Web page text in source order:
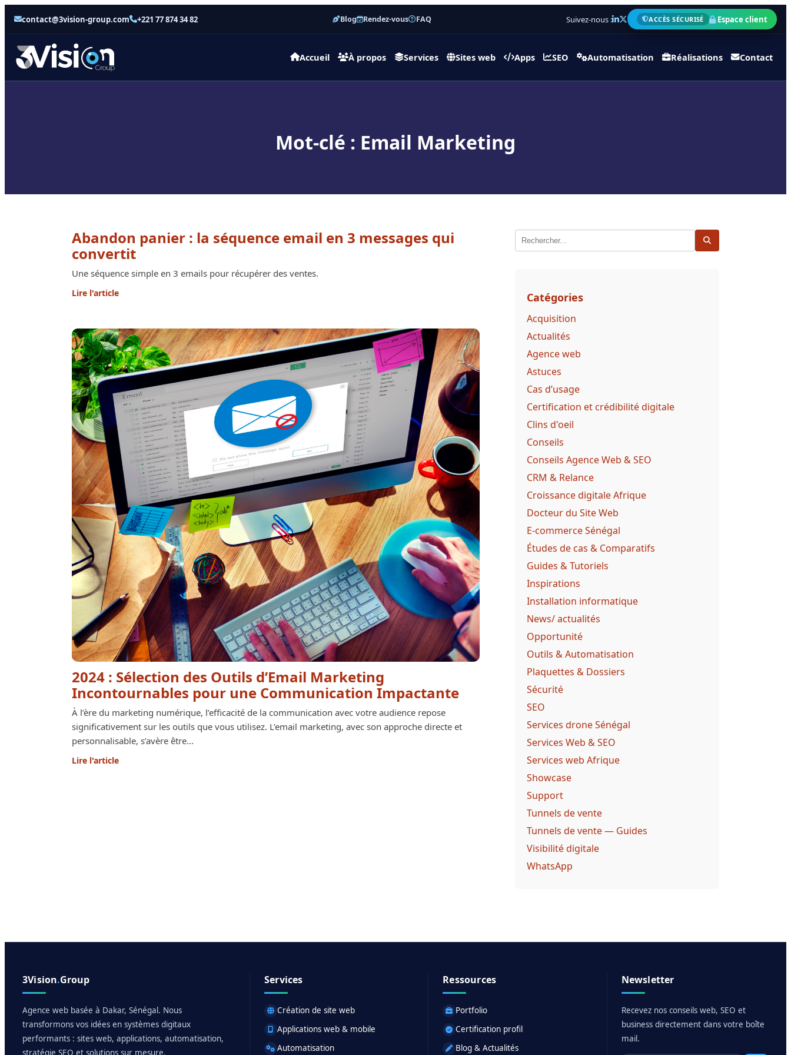
contact@3vision-group.com +221 77 874 34 82 Blog Rendez-vous FAQ Suivez-nous : ACCÈS SÉCURISÉ Espace client
Accueil À propos Services Sites web Apps SEO Automatisation Réalisations Contact
Mot-clé : Email Marketing
Abandon panier : la séquence email en 3 messages qui
convertit
Une séquence simple en 3 emails pour récupérer des ventes.
Lire l'article
2024 : Sélection des Outils d’Email Marketing
Incontournables pour une Communication Impactante
À l’ère du marketing numérique, l’efficacité de la communication avec votre audience repose
significativement sur les outils que vous utilisez. L’email marketing, avec son approche directe et
personnalisable, s’avère être...
Lire l'article
Catégories
Acquisition
Actualités
Agence web
Astuces
Cas d’usage
Certification et crédibilité digitale
Clins d'oeil
Conseils
Conseils Agence Web & SEO
CRM & Relance
Croissance digitale Afrique
Docteur du Site Web
E-commerce Sénégal
Études de cas & Comparatifs
Guides & Tutoriels
Inspirations
Installation informatique
News/ actualités
Opportunité
Outils & Automatisation
Plaquettes & Dossiers
Sécurité
SEO
Services drone Sénégal
Services Web & SEO
Services web Afrique
Showcase
Support
Tunnels de vente
Tunnels de vente — Guides
Visibilité digitale
WhatsApp
3Vision.Group
Agence web basée à Dakar, Sénégal. Nous
transformons vos idées en systèmes digitaux
performants : sites web, applications, automatisation,
stratégie SEO et solutions sur mesure.
Services
Création de site web
Applications web & mobile
Automatisation
Ressources
Portfolio
Certification profil
Blog & Actualités
Newsletter
Recevez nos conseils web, SEO et
business directement dans votre boîte
mail.